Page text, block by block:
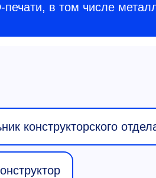
печати, в том числе
конструкторского